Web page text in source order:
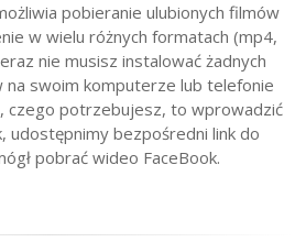
pobieranie ulubionych filmów
w wielu różnych formatach (mp4,
nie musisz instalować żadnych
na swoim komputerze lub telefonie
czego potrzebujesz, to wprowadzić
udostępnimy bezpośredni link do
pobrać wideo FaceBook.